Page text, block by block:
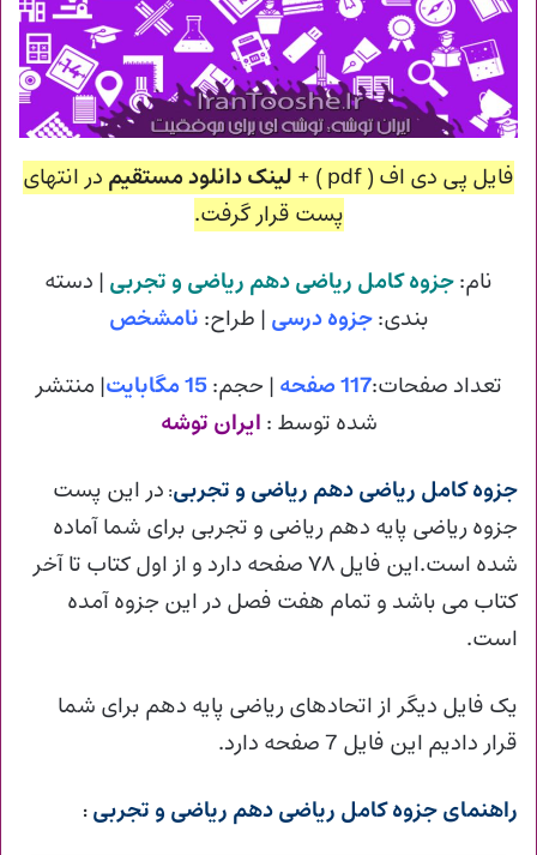
فایل پی دی اف ( pdf ) + لینک دانلود مستقیم در انتهای
پست قرار گرفت.
نام:جزوه کامل ریاضی دهم ریاضی و تجربی | دسته
بندی:جزوه درسی | طراح: نامشخص
تعداد صفحات:117 صفحه | حجم:15 مگابایت
| منتشر
شده توسط : ایران توشه
جزوه کامل ریاضی دهم ریاضی و تجربی: در این پست
جزوه ریاضی پایه دهم ریاضی و تجربی برای شما آماده
شده است.این فایل ۷۸ صفحه دارد و از اول کتاب تا آخر
کتاب می باشد و تمام هفت فصل در این جزوه آمده
است.
یک فایل دیگر از اتحادهای ریاضی پایه دهم برای شما
قرار دادیم این فایل 7 صفحه دارد.
راهنمای جزوه کامل ریاضی دهم ریاضی و تجربی :